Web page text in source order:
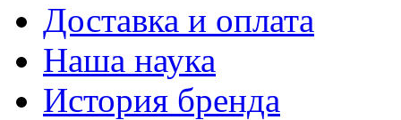
Доставка и оплата
Наша наука
История бренда